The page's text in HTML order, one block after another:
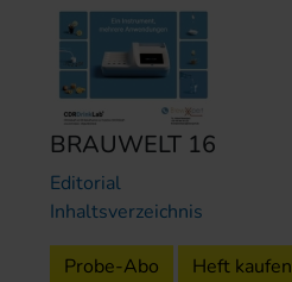
BRAUWELT 16
Editorial
Inhaltsverzeichnis
Probe-Abo Heft kaufen